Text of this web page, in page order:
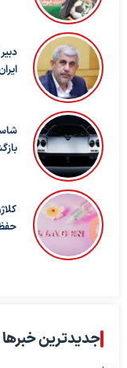
جدیدترین خبرها